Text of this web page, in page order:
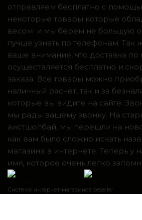
отправляем бесплатно с
некоторые товары которые
весом и мы берем не большую
лучше узнать по телефонам.
ваше внимание, что доставка по
осуществляется бесплатно и
заказа. Все товары можно
наличный расчет, так и за
которые вы видите на сайте.
мы рады вашему звонку. На
аистшопбай, мы перешли на
как вам было сложно искать
магазина в интернете. Теперь у
имя, которое очень легко
Система интернет-магазинов beseller